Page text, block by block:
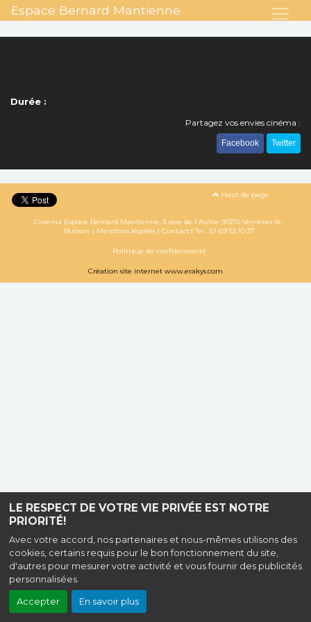
LE RESPECT DE VOTRE VIE PRIVÉE EST NOTRE
PRIORITÉ!
Avec votre accord, nos partenaires et nous-mêmes utilisons des
cookies, certains requis pour le bon fonctionnement du site,
d'autres pour mesurer votre activité et vous fournir des publicités
personnalisées.
Accepter En savoir plus
Espace Bernard Mantienne
Durée :
Partagez vos envies cinéma :
Facebook Twitter
Haut de page
Cinéma Espace Bernard Mantienne, 3 voie de l'Aulne 91370 Verrières-le-
Buisson | Mentions légales| Contact| Tel : 01 69 53 10 37
Politique de confidentialité
Création site internet www.erakys.com